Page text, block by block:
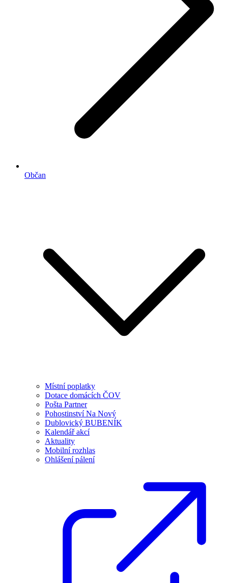
Občan
Místní poplatky
Dotace domácích ČOV
Pošta Partner
Pohostinství Na Nový
Dublovický BUBENÍK
Kalendář akcí
Aktuality
Mobilní rozhlas
Ohlášení pálení